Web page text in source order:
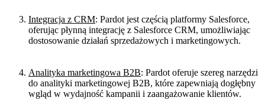
Integracja z CRM: Pardot jest częścią platformy Salesforce,
oferując płynną integrację z Salesforce CRM, umożliwiając
dostosowanie działań sprzedażowych i marketingowych.
Analityka marketingowa B2B: Pardot oferuje szereg narzędzi
do analityki marketingowej B2B, które zapewniają dogłębny
wgląd w wydajność kampanii i zaangażowanie klientów.